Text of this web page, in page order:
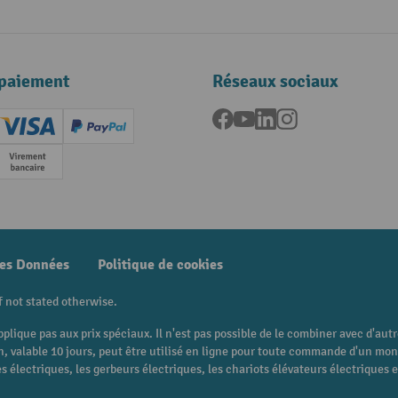
(Master)
Creditcard (Visa)
PayPal
Paiement anticipé
Réseaux sociaux
Facebook
YouTubeLinkedInInstagram
Données Politique de cookies
not stated otherwise.
pas aux prix spéciaux. Il n'est pas possible de le combiner avec
10 jours, peut être utilisé en ligne pour toute commande d'un
électriques, les gerbeurs électriques, les chariots élévateurs